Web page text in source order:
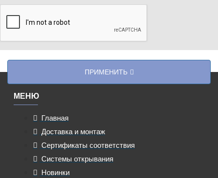
ПРИМЕНИТЬ
МЕНЮ
Главная
Доставка и монтаж
Сертификаты соответствия
Системы открывания
Новинки